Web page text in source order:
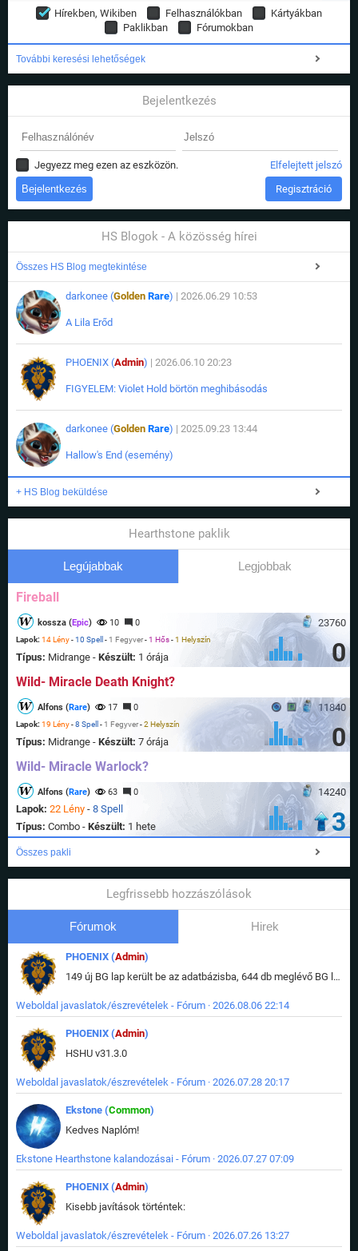
Hírekben, Wikiben Felhasználókban
Kártyákban
Paklikban
Fórumokban
További keresési lehetőségek
Bejelentkezés
Jegyezz meg ezen az eszközön. Elfelejtett jelszó
Regisztráció
HS Blogok - A közösség hírei
Összes HS Blog megtekintése
darkonee (Golden Rare) | 2026.06.29 10:53
A Lila Erőd
PHOENIX (Admin) | 2026.06.10 20:23
FIGYELEM: Violet Hold börtön meghibásodás
darkonee (Golden Rare) | 2025.09.23 13:44
Hallow's End (esemény)
+ HS Blog beküldése
Hearthstone paklik
Legújabbak Legjobbak
Fireball
23760
kossza (Epic) 10 0
Lapok: 14 Lény-10 Spell - 1 Fegyver-1 Hős-1 Helyszín
Típus: Midrange - Készült: 1 órája 0
Wild- Miracle Death Knight?
11840
Alfons (Rare) 17 0
Lapok: 19 Lény-8 Spell - 1 Fegyver-2 Helyszín
Típus: Midrange - Készült: 7 órája 0
Wild- Miracle Warlock?
14240
Alfons (Rare) 63 0
Lapok: 22 Lény - 8 Spell
Típus: Combo - Készült: 1 hete 3
Összes pakli
Legfrissebb hozzászólások
Fórumok Hirek
PHOENIX (Admin)
149 új BG lap került be az adatbázisba, 644 db meglévő BG lap módosult, bekerültek az új képek a megváltozott lapokhoz is.
Weboldal javaslatok/észrevételek - Fórum · 2026.08.06 22:14
PHOENIX (Admin)
HSHU v31.3.0
Weboldal javaslatok/észrevételek - Fórum · 2026.07.28 20:17
Ekstone (Common)
Kedves Naplóm!
Ekstone Hearthstone kalandozásai - Fórum · 2026.07.27 07:09
PHOENIX (Admin)
Kisebb javítások történtek:
Weboldal javaslatok/észrevételek - Fórum · 2026.07.26 13:27